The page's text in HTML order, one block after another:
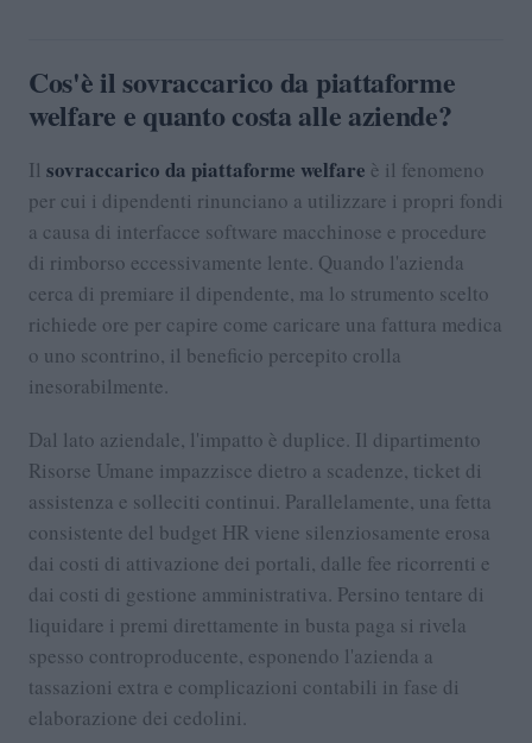
Cos'è il sovraccarico da piattaforme
welfare e quanto costa alle aziende?
Il sovraccarico da piattaforme welfare è il fenomeno
per cui i dipendenti rinunciano a utilizzare i propri fondi
a causa di interfacce software macchinose e procedure
di rimborso eccessivamente lente. Quando l'azienda
cerca di premiare il dipendente, ma lo strumento scelto
richiede ore per capire come caricare una fattura medica
o uno scontrino, il beneficio percepito crolla
inesorabilmente.
Dal lato aziendale, l'impatto è duplice. Il dipartimento
Risorse Umane impazzisce dietro a scadenze, ticket di
assistenza e solleciti continui. Parallelamente, una fetta
consistente del budget HR viene silenziosamente erosa
dai costi di attivazione dei portali, dalle fee ricorrenti e
dai costi di gestione amministrativa. Persino tentare di
liquidare i premi direttamente in busta paga si rivela
spesso controproducente, esponendo l'azienda a
tassazioni extra e complicazioni contabili in fase di
elaborazione dei cedolini.